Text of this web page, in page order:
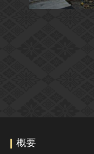
全国の美術館・博物館
文化遺産データベース
概要